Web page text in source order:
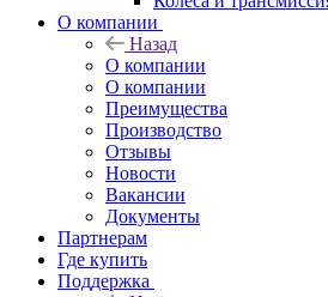
О компании
Назад
О компании
О компании
Преимущества
Производство
Отзывы
Новости
Вакансии
Документы
Партнерам
Где купить
Поддержка